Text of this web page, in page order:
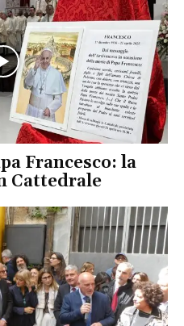
Francesco: la
Cattedrale